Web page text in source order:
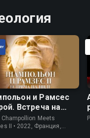
и Рамсес
Встреча на
Champollion Meets
II • 2022, Франция,